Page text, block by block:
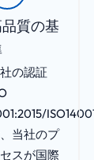
質の基
の認証
当社のプ
スが国際